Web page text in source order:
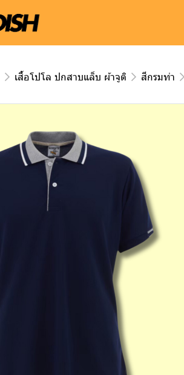
เสื้อโปโล ปกสาบแล็บ ผ้าจูติ สีกรมท่า